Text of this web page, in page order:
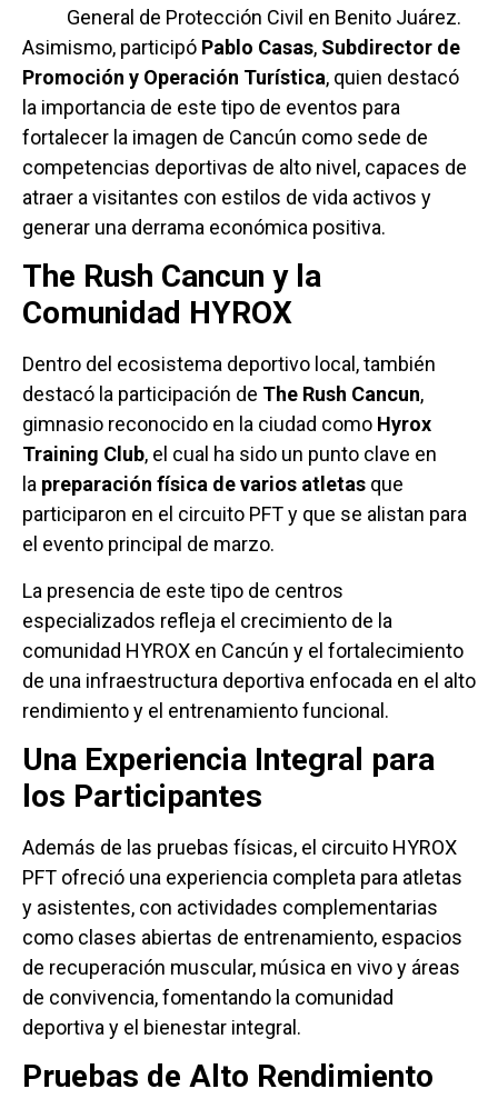
General de Protección Civil en Benito Juárez.
Asimismo, participó Pablo Casas, Subdirector de
Promoción y Operación Turística, quien destacó
la importancia de este tipo de eventos para
fortalecer la imagen de Cancún como sede de
competencias deportivas de alto nivel, capaces de
atraer a visitantes con estilos de vida activos y
generar una derrama económica positiva.
The Rush Cancun y la
Comunidad HYROX
Dentro del ecosistema deportivo local, también
destacó la participación de The Rush Cancun,
gimnasio reconocido en la ciudad como Hyrox
Training Club, el cual ha sido un punto clave en
la preparación física de varios atletas que
participaron en el circuito PFT y que se alistan para
el evento principal de marzo.
La presencia de este tipo de centros
especializados refleja el crecimiento de la
comunidad HYROX en Cancún y el fortalecimiento
de una infraestructura deportiva enfocada en el alto
rendimiento y el entrenamiento funcional.
Una Experiencia Integral para
los Participantes
Además de las pruebas físicas, el circuito HYROX
PFT ofreció una experiencia completa para atletas
y asistentes, con actividades complementarias
como clases abiertas de entrenamiento, espacios
de recuperación muscular, música en vivo y áreas
de convivencia, fomentando la comunidad
deportiva y el bienestar integral.
Pruebas de Alto Rendimiento